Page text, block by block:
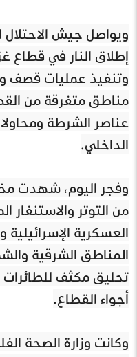
ويواصل جيش الاحتلال
إطلاق النار في قطاع
وتنفيذ عمليات قصف
مناطق متفرقة من
عناصر الشرطة
الداخلي.
وفجر اليوم، شهدت
من التوتر والاستنفار
العسكرية
المناطق الشرقية
تحليق مكثف للطائرات
أجواء القطاع.
وكانت وزارة الصحة